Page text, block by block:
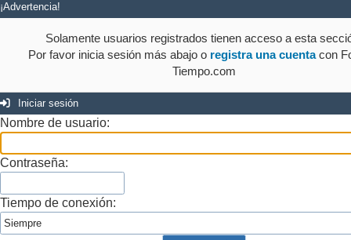
¡Advertencia!
Solamente usuarios registrados tienen acceso a esta
Por favor inicia sesión más abajo o registra una cuentacon
Tiempo.com
Iniciar sesión
Nombre de usuario:
Contraseña:
Tiempo de conexión: